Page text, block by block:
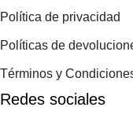
Política de privacidad
Políticas de
Términos y
Redes sociales